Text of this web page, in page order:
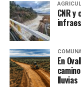
CNR
En
lluvias